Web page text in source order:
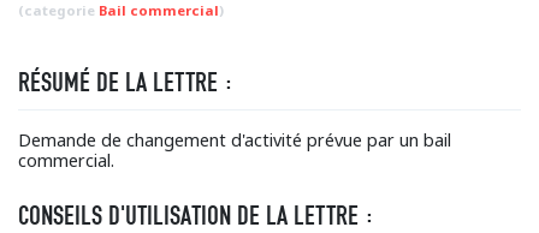
(categorie Bail commercial)
RÉSUMÉ DE LA LETTRE :
Demande de changement d'activité prévue par un bail
commercial.
CONSEILS D'UTILISATION DE LA LETTRE :